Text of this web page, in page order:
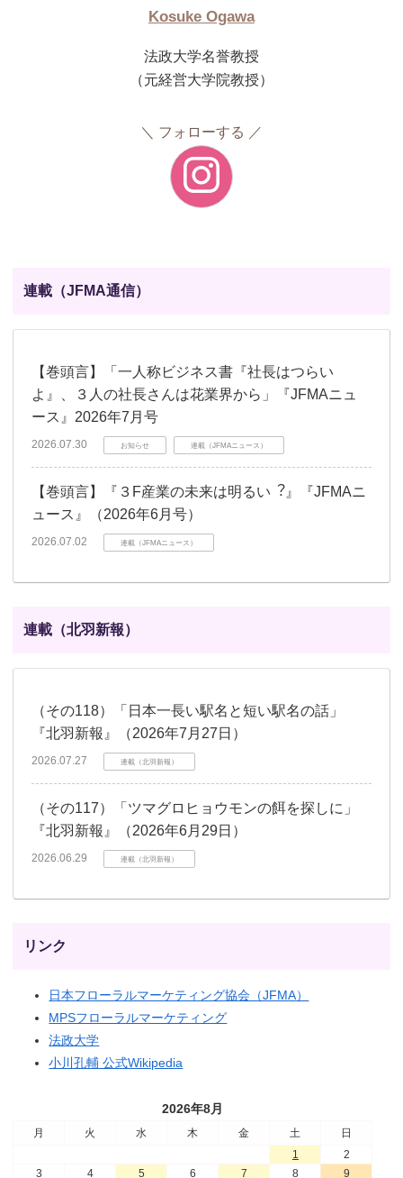
Kosuke Ogawa
法政大学名誉教授
（元経営大学院教授）
フォローする
連載（JFMA通信）
【巻頭言】「一人称ビジネス書『社長はつらい
よ』、３人の社長さんは花業界から」『JFMAニュ
ース』2026年7月号
2026.07.30 お知らせ 連載（JFMAニュース）
【巻頭言】『３F産業の未来は明るい︖』『JFMAニ
ュース』（2026年6月号）
2026.07.02 連載（JFMAニュース）
連載（北羽新報）
（その118）「日本一長い駅名と短い駅名の話」
『北羽新報』（2026年7月27日）
2026.07.27 連載（北羽新報）
（その117）「ツマグロヒョウモンの餌を探しに」
『北羽新報』（2026年6月29日）
2026.06.29 連載（北羽新報）
リンク
日本フローラルマーケティング協会（JFMA）
MPSフローラルマーケティング
法政大学
小川孔輔 公式Wikipedia
2026年8月
月 火 水 木 金 土
日
1
2
3
4 5 6 7 8 9